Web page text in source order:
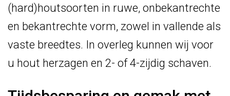
(hard)houtsoorten in ruwe, onbekantrechte
en bekantrechte vorm, zowel in vallende als
vaste breedtes. In overleg kunnen wij voor
u hout herzagen en 2- of 4-zijdig schaven.